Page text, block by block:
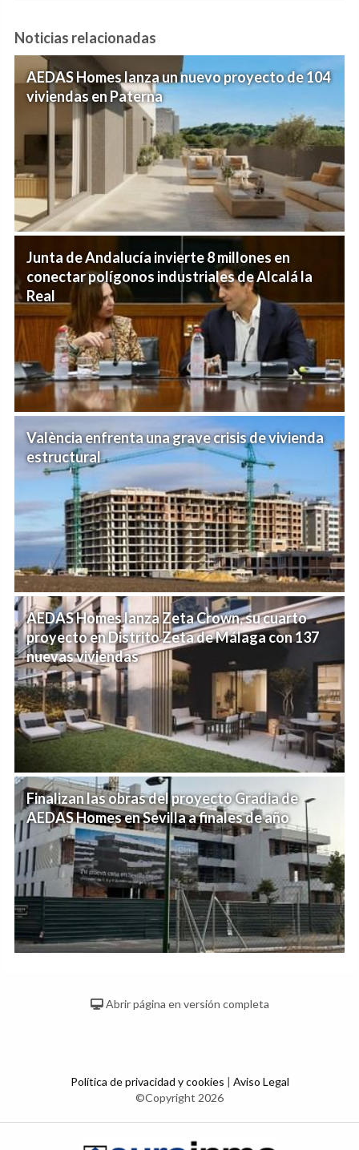
Noticias relacionadas
AEDAS Homes lanza un nuevo proyecto de 104
viviendas en Paterna
Junta de Andalucía invierte 8 millones en
conectar polígonos industriales de Alcalá la
Real
València enfrenta una grave crisis de vivienda
estructural
AEDAS Homes lanza Zeta Crown, su cuarto
proyecto en Distrito Zeta de Málaga con 137
nuevas viviendas
Finalizan las obras del proyecto Gradia de
AEDAS Homes en Sevilla a finales de año
Abrir página en versión completa
Política de privacidad y cookies | Aviso Legal
©Copyright 2026